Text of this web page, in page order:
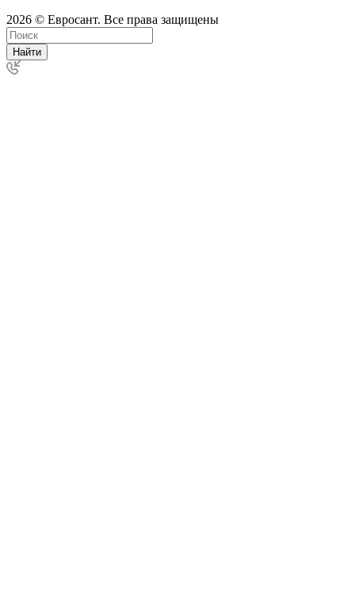
2026 © Евросант. Все права защищены
Найти